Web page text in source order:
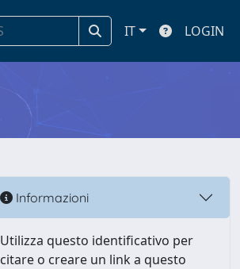
IT LOGIN
Informazioni
Utilizza questo identificativo per
citare o creare un link a questo